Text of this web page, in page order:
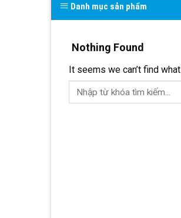
Danh mục sản phẩm
Nothing Found
It seems we can’t find